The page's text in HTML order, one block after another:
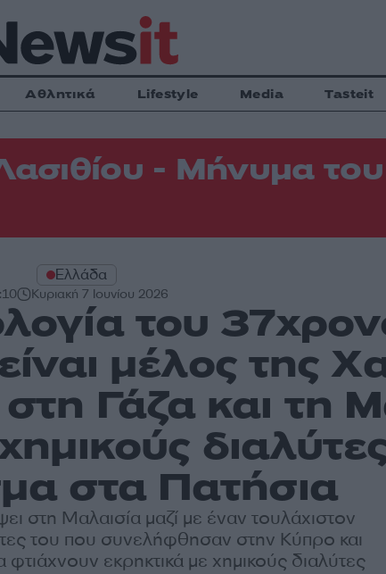
Αθλητικά Lifestyle Media Tasteit
- Μήνυμα του
Ελλάδα
Κυριακή 7 Ιουνίου 2026
του
μέλος της
Γάζα και τη
στα Πατήσια
στη Μαλαισία μαζί με έναν τουλάχιστον
του που συνελήφθησαν στην Κύπρο και
φτιάχνουν εκρηκτικά με χημικούς διαλύτες